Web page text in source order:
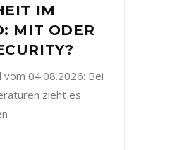
IM
MIT ODER
vom 04.08.2026: Bei
zieht es